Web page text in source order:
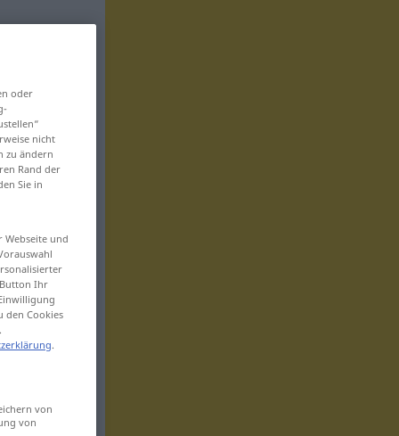
oder
nicht
zu ändern
Rand der
Sie in
und
Ihr
den Cookies
.
von
von